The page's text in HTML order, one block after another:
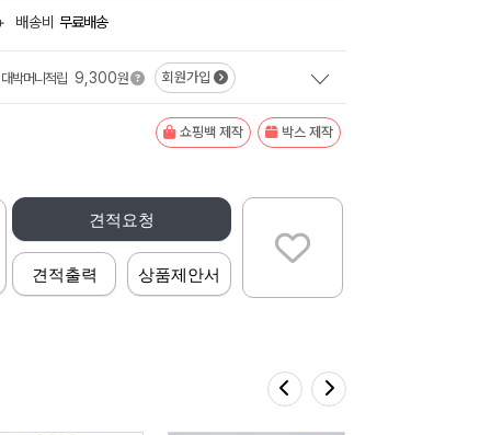
배송비 무료배송
대박머니적립 9,300원 회원가입
쇼핑백 제작 박스 제작
견적요청
견적출력 상품제안서